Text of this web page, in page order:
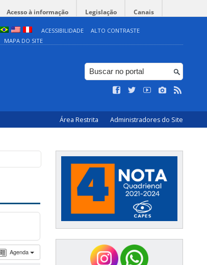
Acesso à informação Legislação Canais
ACESSIBILIDADE
ALTO CONTRASTE
MAPA DO SITE
Área Restrita Administradores do Site
Agenda